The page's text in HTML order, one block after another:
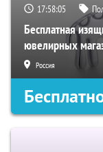
17:58:05
Бесплатная
ювелирных
Россия